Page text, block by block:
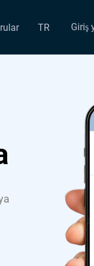
TR Giriş